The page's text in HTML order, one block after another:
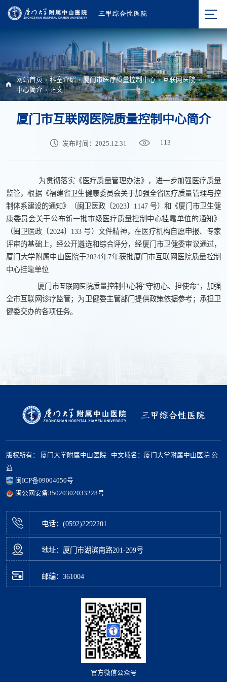
网站首页 > 科室介绍 > 厦门市医疗质量控制中心 > 互联网医院 >
中心简介 > 正文
厦门市互联网医院质量控制中心简介
发布时间：2025.12.31 113
为贯彻落实《医疗质量管理办法》，进一步加强医疗质量
监管，根据《福建省卫生健康委员会关于加强全省医疗质量管理与控
制体系建设的通知》（闽卫医政〔2023〕1147 号）和《厦门市卫生健
康委员会关于公布新一批市级医疗质量控制中心挂靠单位的通知》
（闽卫医政〔2024〕133 号）文件精神，在医疗机构自愿申报、专家
评审的基础上，经公开遴选和综合评分，经厦门市卫健委审议通过，
厦门大学附属中山医院于2024年7年获批厦门市互联网医院质量控制
中心挂靠单位
厦门市互联网医院质量控制中心将“守初心、担使命”，加强
全市互联网诊疗监管；为卫健委主管部门提供政策依据参考；承担卫
健委交办的各项任务。
版权所有： 厦门大学附属中山医院 中文域名：厦门大学附属中山医院.公
益
闽ICP备09004050号
闽公网安备35020302033228号
电话：(0592)2292201
地址：厦门市湖滨南路201-209号
邮编：361004
官方微信公众号